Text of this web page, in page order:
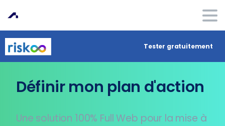
Tester gratuitement
Définir mon plan d'action
Une solution 100% Full Web pour la mise à